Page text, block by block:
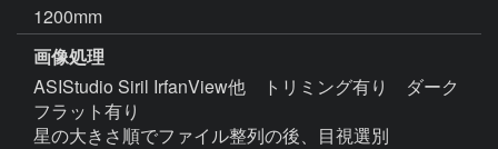
1200mm
画像処理
ASIStudio Siril IrfanView他　トリミング有り　ダーク
フラット有り
星の大きさ順でファイル整列の後、目視選別